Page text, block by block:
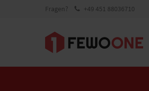
Fragen? +49 451 88036710